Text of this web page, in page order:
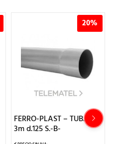
20%
FERRO-PLAST – TUB.PVC
3m d.125 S.-B-